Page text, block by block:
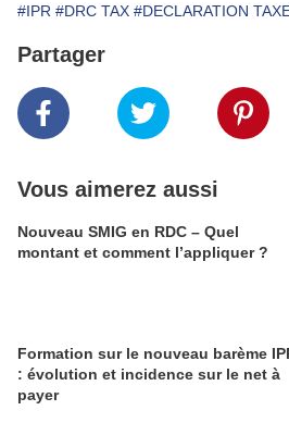
#IPR #DRC TAX #DECLARATION
Partager
Vous aimerez aussi
Nouveau SMIG en RDC – Quel
montant et comment l’appliquer ?
Formation sur le nouveau barème
: évolution et incidence sur le net à
payer